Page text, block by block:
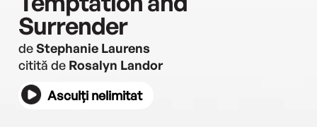
Surrender
deStephanie Laurens
citită de Rosalyn Landor
Asculți nelimitat